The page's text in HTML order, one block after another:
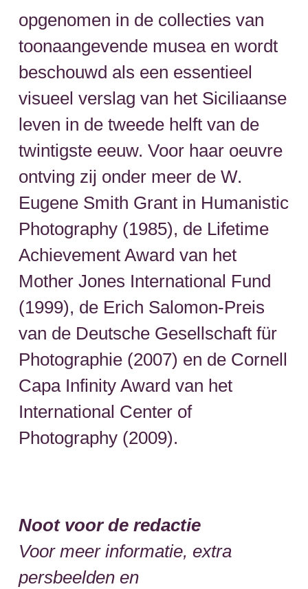
opgenomen in de collecties van
toonaangevende musea en wordt
beschouwd als een essentieel
visueel verslag van het Siciliaanse
leven in de tweede helft van de
twintigste eeuw. Voor haar oeuvre
ontving zij onder meer de W.
Eugene Smith Grant in Humanistic
Photography (1985), de Lifetime
Achievement Award van het
Mother Jones International Fund
(1999), de Erich Salomon-Preis
van de Deutsche Gesellschaft für
Photographie (2007) en de Cornell
Capa Infinity Award van het
International Center of
Photography (2009).
Noot voor de redactie
Voor meer informatie, extra
persbeelden en